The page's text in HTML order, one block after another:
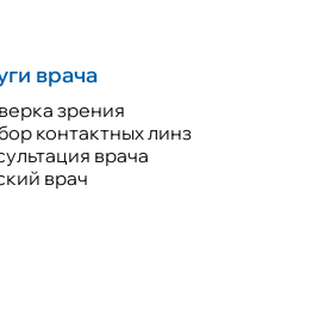
врача
зрения
контактных линз
врача
врач